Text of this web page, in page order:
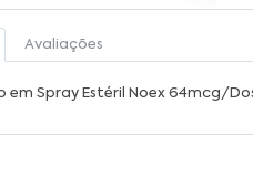
Avaliações
em Spray Estéril Noex 64mcg/